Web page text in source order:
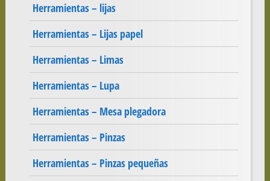
Herramientas – lijas
Herramientas – Lijas papel
Herramientas – Limas
Herramientas – Lupa
Herramientas – Mesa plegadora
Herramientas – Pinzas
Herramientas – Pinzas pequeñas